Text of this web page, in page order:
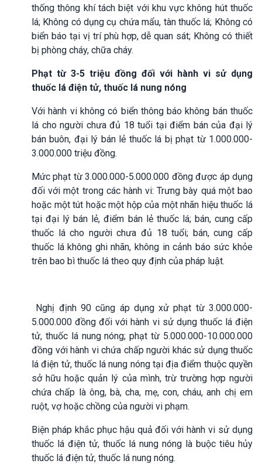
thống thông khí tách biệt với khu vực không hút thuốc
lá; Không có dụng cụ chứa mẩu, tàn thuốc lá; Không có
biển báo tại vị trí phù hợp, dễ quan sát; Không có thiết
bị phòng cháy, chữa cháy.
Phạt từ 3-5 triệu đồng đối với hành vi sử dụng
thuốc lá điện tử, thuốc lá nung nóng
Với hành vi không có biển thông báo không bán thuốc
lá cho người chưa đủ 18 tuổi tại điểm bán của đại lý
bán buôn, đại lý bán lẻ thuốc lá bị phạt từ 1.000.000-
3.000.000 triệu đồng.
Mức phạt từ 3.000.000-5.000.000 đồng được áp dụng
đối với một trong các hành vi: Trưng bày quá một bao
hoặc một tút hoặc một hộp của một nhãn hiệu thuốc lá
tại đại lý bán lẻ, điểm bán lẻ thuốc lá; bán, cung cấp
thuốc lá cho người chưa đủ 18 tuổi; bán, cung cấp
thuốc lá không ghi nhãn, không in cảnh báo sức khỏe
trên bao bì thuốc lá theo quy định của pháp luật.
Nghị định 90 cũng áp dụng xử phạt từ 3.000.000-
5.000.000 đồng đối với hành vi sử dụng thuốc lá điện
tử, thuốc lá nung nóng; phạt từ 5.000.000-10.000.000
đồng với hành vi chứa chấp người khác sử dụng thuốc
lá điện tử, thuốc lá nung nóng tại địa điểm thuộc quyền
sở hữu hoặc quản lý của mình, trừ trường hợp người
chứa chấp là ông, bà, cha, mẹ, con, cháu, anh chị em
ruột, vợ hoặc chồng của người vi phạm.
Biện pháp khắc phục hậu quả đối với hành vi sử dụng
thuốc lá điện tử, thuốc lá nung nóng là buộc tiêu hủy
thuốc lá điện tử, thuốc lá nung nóng.